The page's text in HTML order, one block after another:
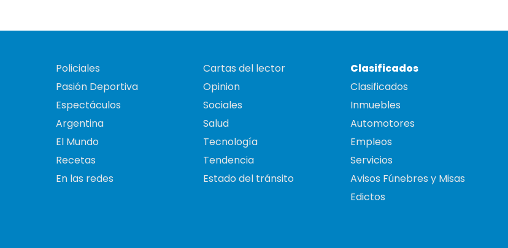
Policiales
Pasión Deportiva
Espectáculos
Argentina
El Mundo
Recetas
En las redes
Cartas del lector
Opinion
Sociales
Salud
Tecnología
Tendencia
Estado del tránsito
Clasificados
Clasificados
Inmuebles
Automotores
Empleos
Servicios
Avisos Fúnebres y Misas
Edictos